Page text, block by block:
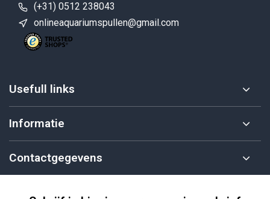
(+31) 0512 238043
onlineaquariumspullen@gmail.com
Usefull links
Informatie
Contactgegevens